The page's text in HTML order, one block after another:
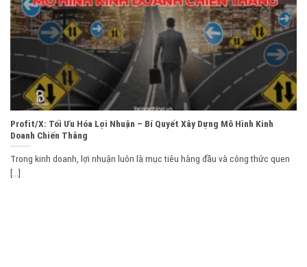
Profit/X: Tối Ưu Hóa Lợi Nhuận – Bí Quyết Xây Dựng Mô Hình Kinh
Doanh Chiến Thắng
Trong kinh doanh, lợi nhuận luôn là mục tiêu hàng đầu và công thức quen
[...]